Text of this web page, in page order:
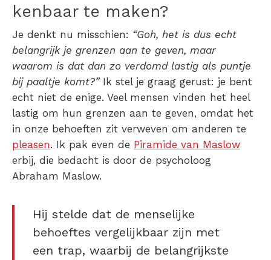
kenbaar te maken?
Je denkt nu misschien: “Goh, het is dus echt
belangrijk je grenzen aan te geven, maar
waarom is dat dan zo verdomd lastig als puntje
bij paaltje komt?”Ik stel je graag gerust: je bent
echt niet de enige. Veel mensen vinden het heel
lastig om hun grenzen aan te geven, omdat het
in onze behoeften zit verweven om anderen te
pleasen. Ik pak even de Piramide van Maslow
erbij, die bedacht is door de psycholoog
Abraham Maslow.
Hij stelde dat de menselijke
behoeftes vergelijkbaar zijn met
een trap, waarbij de belangrijkste